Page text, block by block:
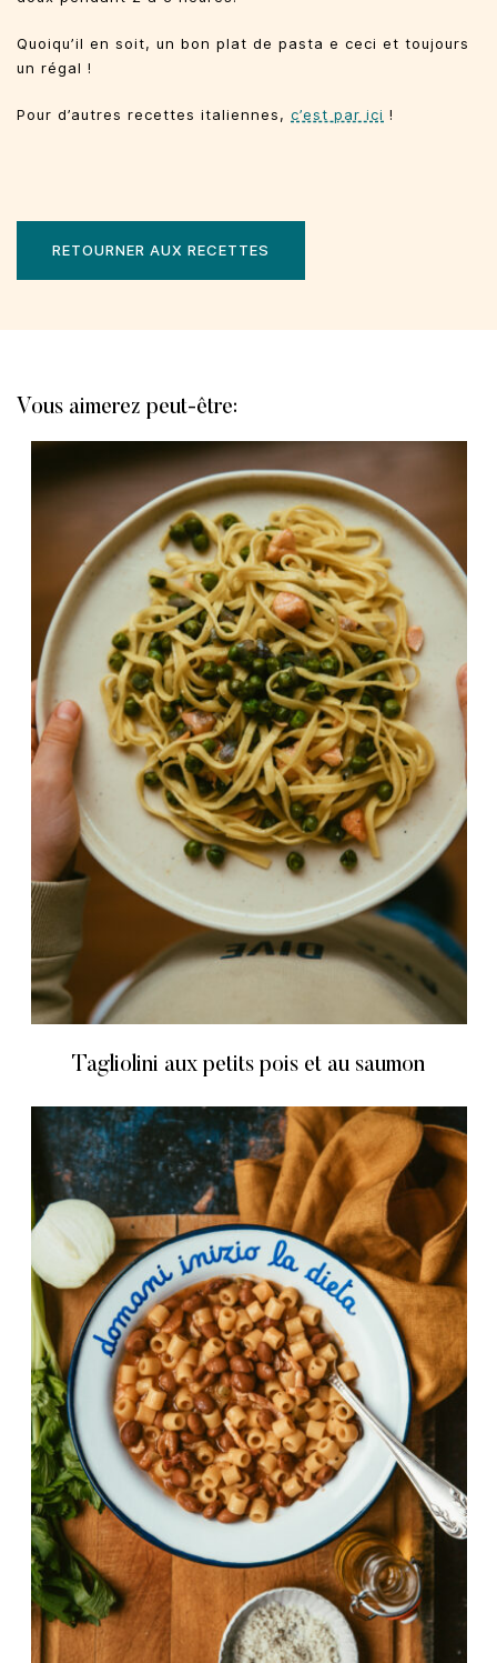
Quoiqu’il en soit, un bon plat de pasta e ceci et toujours
un régal !
Pour d’autres recettes italiennes, c’est par ici !
RETOURNER AUX RECETTES
Vous aimerez peut-être:
Tagliolini aux petits pois et au saumon